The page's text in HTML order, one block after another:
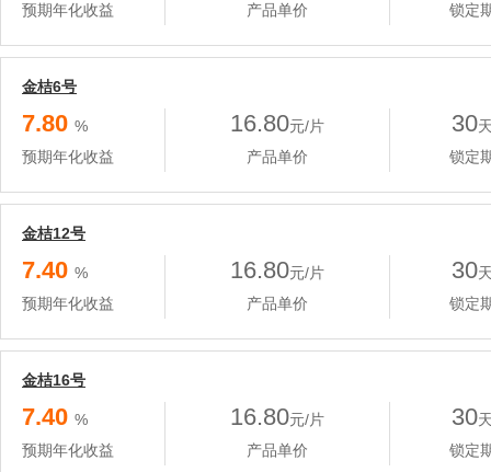
预期年化收益
产品单价
锁定
金桔6号
7.80 %
预期年化收益
16.80元/片
产品单价
30
锁定
金桔12号
7.40 %
预期年化收益
16.80元/片
产品单价
30
锁定
金桔16号
7.40 %
预期年化收益
16.80元/片
产品单价
30
锁定